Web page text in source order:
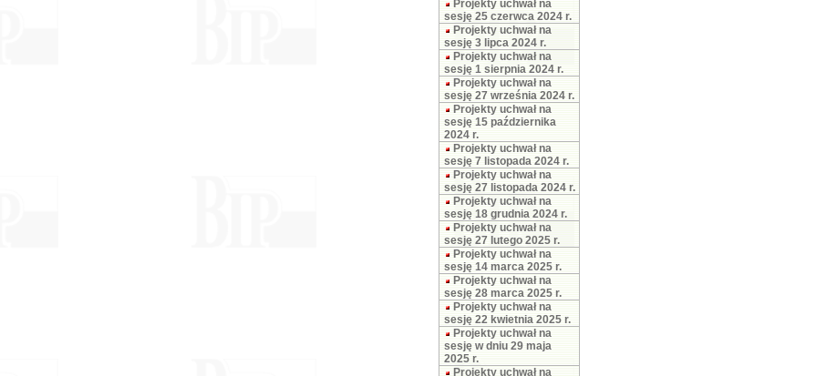
Projekty uchwał na
sesję 25 czerwca 2024 r.
Projekty uchwał na
sesję 3 lipca 2024 r.
Projekty uchwał na
sesję 1 sierpnia 2024 r.
Projekty uchwał na
sesję 27 września 2024 r.
Projekty uchwał na
sesję 15 października
2024 r.
Projekty uchwał na
sesję 7 listopada 2024 r.
Projekty uchwał na
sesję 27 listopada 2024 r.
Projekty uchwał na
sesję 18 grudnia 2024 r.
Projekty uchwał na
sesję 27 lutego 2025 r.
Projekty uchwał na
sesję 14 marca 2025 r.
Projekty uchwał na
sesję 28 marca 2025 r.
Projekty uchwał na
sesję 22 kwietnia 2025 r.
Projekty uchwał na
sesję w dniu 29 maja
2025 r.
Projekty uchwał na